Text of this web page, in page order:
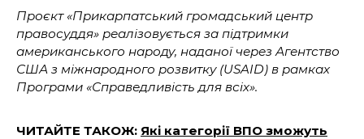
Проєкт «Прикарпатський громадський центр
правосуддя» реалізовується за підтримки
американського народу, наданої через Агентство
США з міжнародного розвитку (USAID) в рамках
Програми «Справедливість для всіх».
ЧИТАЙТЕ ТАКОЖ: Які категорії ВПО зможуть